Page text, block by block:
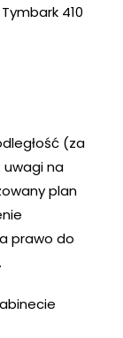
410
(za
na
plan
prawo do